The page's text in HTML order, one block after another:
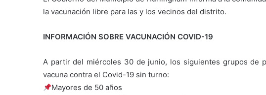
la vacunación libre para las y los vecinos del distrito.
INFORMACIÓN SOBRE VACUNACIÓN COVID-19
A partir del miércoles 30 de junio, los siguientes grupos de
vacuna contra el Covid-19 sin turno:
Mayores de 50 años